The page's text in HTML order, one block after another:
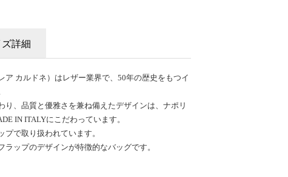
詳細
ア カルドネ）はレザー業界で、50年の歴史をもつイ
り、品質と優雅さを兼ね備えたデザインは、ナポリ
IN ITALYにこだわっています。
で取り扱われています。
ップのデザインが特徴的なバッグです。